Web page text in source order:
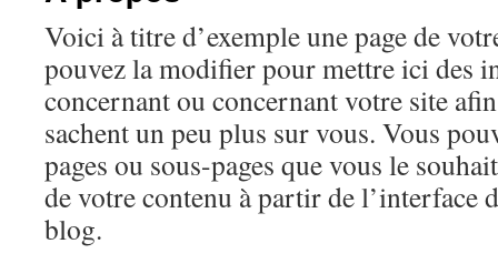
Voici à titre d’exemple une page de
pouvez la modifier pour mettre ici des
concernant ou concernant votre site
sachent un peu plus sur vous. Vous
pages ou sous-pages que vous le
de votre contenu à partir de l’interface
blog.